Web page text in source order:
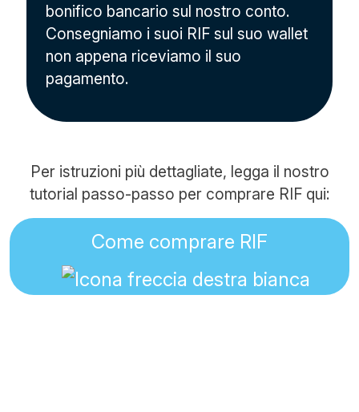
bonifico bancario sul nostro conto.
Consegniamo i suoi RIF sul suo wallet
non appena riceviamo il suo
pagamento.
Per istruzioni più dettagliate, legga il nostro
tutorial passo-passo per comprare RIF qui:
Come comprare RIF